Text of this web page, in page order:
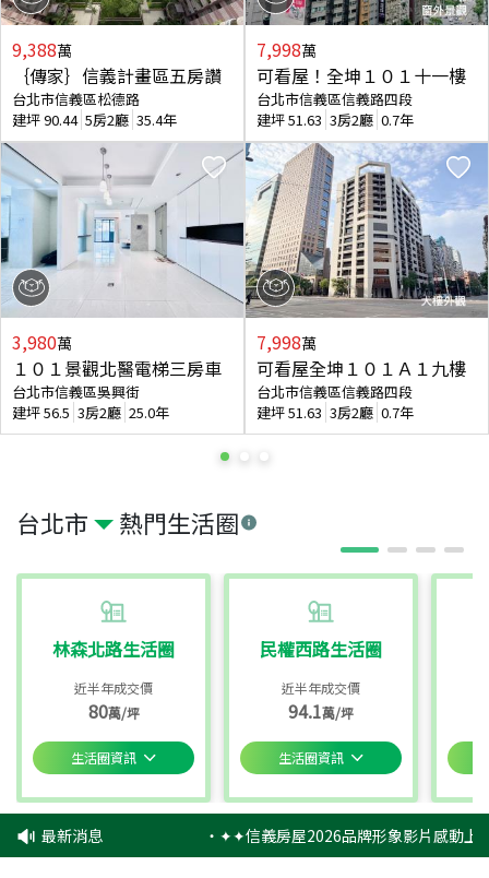
台北市 熱門生活圈
林森北路生活圈
近半年成交價
80萬/坪
生活圈資訊
民權西路生活圈
近半年成交價
94.1萬/坪
生活圈資訊
9,388萬
｛傳家｝信義計畫區五房讚
台北市信義區松德路
建坪90.44 5房2廳 35.4年
3,980萬
１０１景觀北醫電梯三房車
台北市信義區吳興街
建坪56.5 3房2廳 25.0年
7,998萬
可看屋！全坤１０１十一樓
台北市信義區信義路四段
建坪51.63 3房2廳 0.7年
7,998萬
可看屋全坤１０１Ａ１九樓
台北市信義區信義路四段
建坪51.63 3房2廳 0.7年
最新消息 ‧✦✦信義房屋2026品牌形象影片感動上